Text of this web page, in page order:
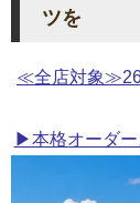
ツを
≪全店対象≫26
▶本格オーダー